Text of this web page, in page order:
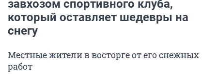
завхозом спортивного клуба,
который оставляет шедевры на
снегу
Местные жители в восторге от его снежных
работ